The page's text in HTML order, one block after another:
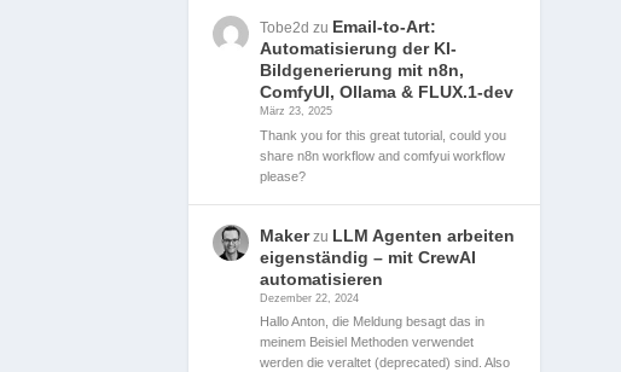
Tobe2d zu Email-to-Art:
Automatisierung der KI-
Bildgenerierung mit n8n,
ComfyUI, Ollama & FLUX.1-dev
März 23, 2025
Thank you for this great tutorial, could you
share n8n workflow and comfyui workflow
please?
Makerzu LLM Agenten arbeiten
eigenständig – mit CrewAI
automatisieren
Dezember 22, 2024
Hallo Anton, die Meldung besagt das in
meinem Beisiel Methoden verwendet
werden die veraltet (deprecated) sind. Also